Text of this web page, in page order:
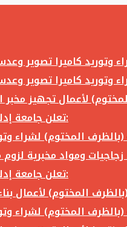
تعلن جامعة إدلب عن إجراء مناقصة (بالظرف المختوم) لشراء وتوريد ما يلي:
تعلن جامعة إدلب عن إجراء مناقصة (بالظرف المختوم) لشراء وتوريد ما يلي: